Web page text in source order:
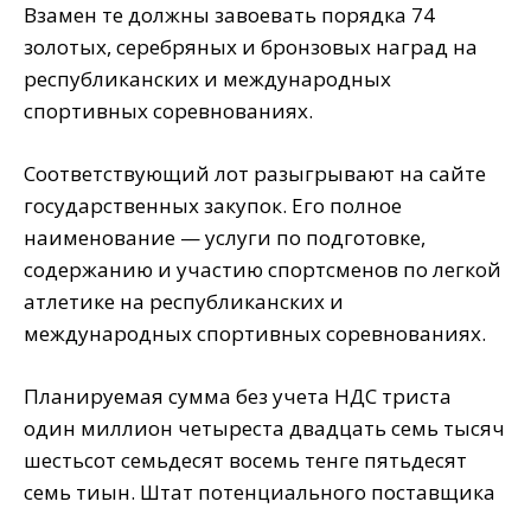
Взамен те должны завоевать порядка 74
золотых, серебряных и бронзовых наград на
республиканских и международных
спортивных соревнованиях.
Соответствующий лот разыгрывают на сайте
государственных закупок. Его полное
наименование — услуги по подготовке,
содержанию и участию спортсменов по легкой
атлетике на республиканских и
международных спортивных соревнованиях.
Планируемая сумма без учета НДС триста
один миллион четыреста двадцать семь тысяч
шестьсот семьдесят восемь тенге пятьдесят
семь тиын. Штат потенциального поставщика